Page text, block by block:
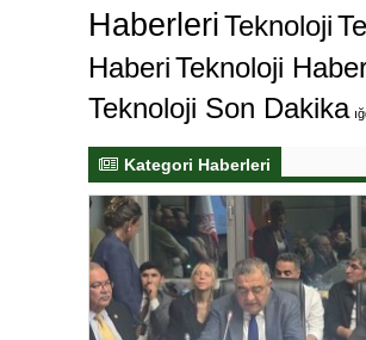
HaberleriTeknoloji
HaberiTeknoloji
Teknoloji Son Dakika
Kategori Haberleri